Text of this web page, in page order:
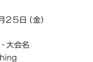
５日（金）
大会名